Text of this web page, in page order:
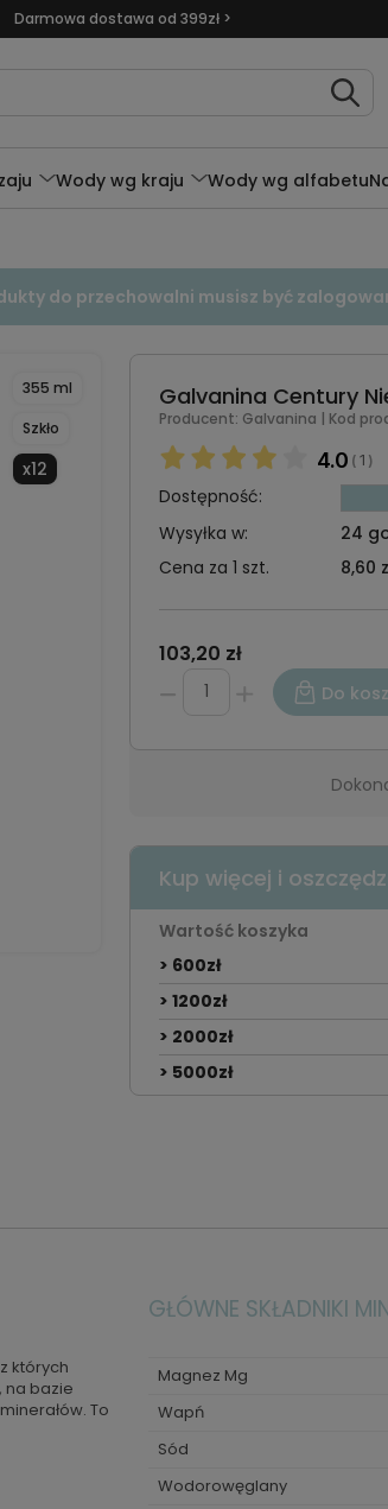
Darmowa dostawa od 399zł >
Wody wg kraju Wody wg alfabetu
do przechowalni musisz być
355 ml
Szkło
x12
Galvanina Century
Producent: Galvanina | Kod
4.0 ( 1 )
Dostępność:
Wysyłka w:
24
Cena za 1 szt.
8,60
103,20 zł
Do
Kup więcej i
Wartość koszyka
> 600zł
> 1200zł
> 2000zł
> 5000zł
których
na bazie
To
GŁÓWNE SKŁADNIKI
Magnez Mg
Wapń
Sód
Wodorowęglany